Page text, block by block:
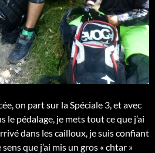
on part sur la Spéciale 3, et avec
pédalage, je mets tout ce que j’ai
dans les cailloux, je suis confiant
que j’ai mis un gros « chtar »